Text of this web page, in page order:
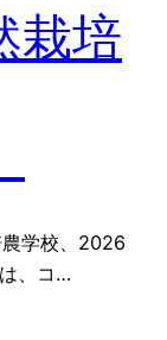
栽培
学校、2026
、コ…